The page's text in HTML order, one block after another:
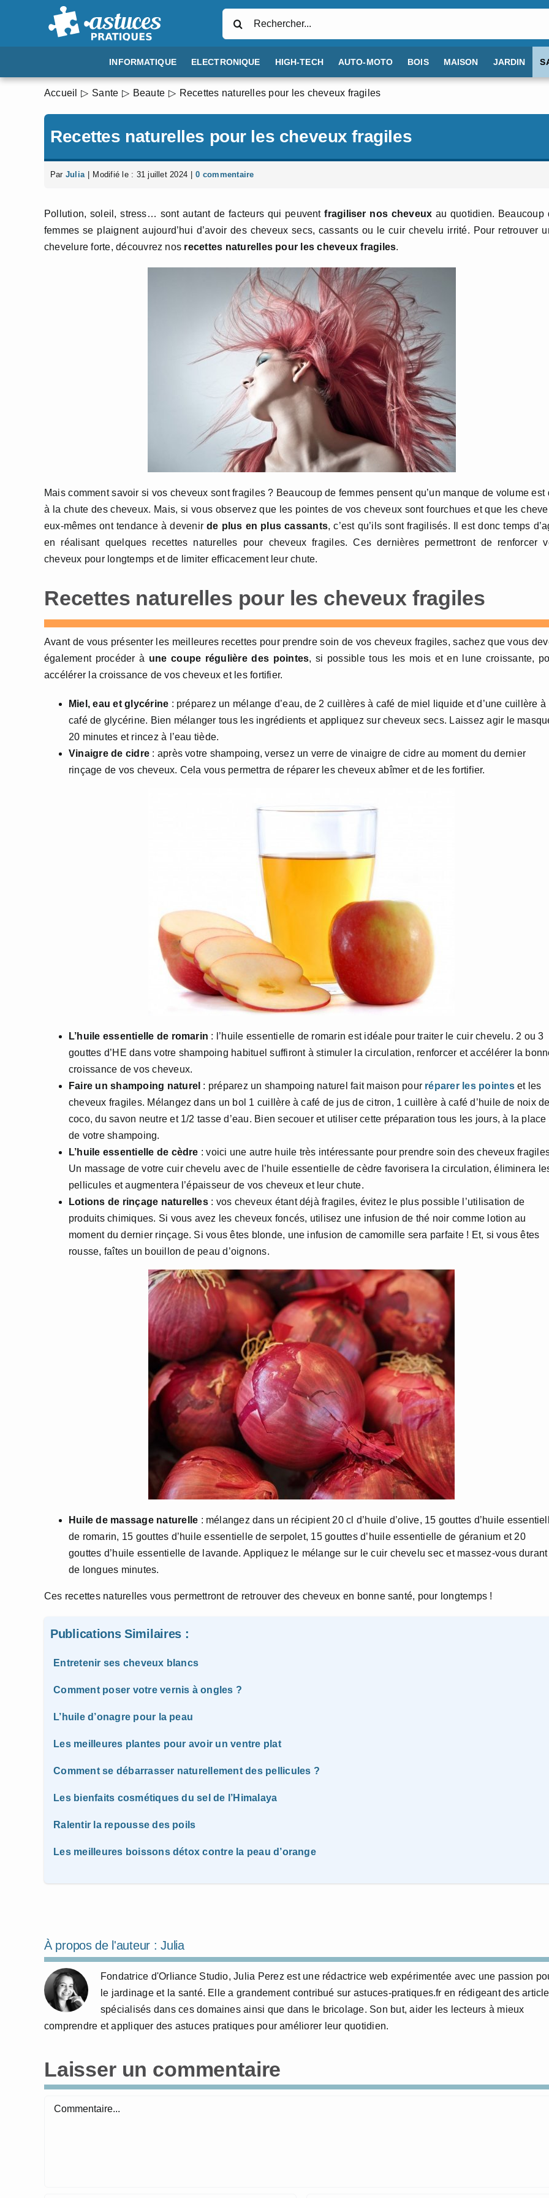
INFORMATIQUE ELECTRONIQUE HIGH-TECH AUTO-MOTO BOIS MAISON JARDIN
Accueil Sante Beaute Recettes naturelles pour les cheveux fragiles
Recettes naturelles pour les cheveux fragiles
Par Julia Modifié le : 31 juillet 2024 0 commentaire
Pollution, soleil, stress… sont autant de facteurs qui peuventfragiliser nos cheveux au quotidien. Beaucoup
femmes se plaignent aujourd’hui d’avoir des cheveux secs, cassants ou le cuir chevelu irrité. Pour retrouver
chevelure forte, découvrez nos recettes naturelles pour les cheveux fragiles.
Mais comment savoir si vos cheveux sont fragiles ? Beaucoup de femmes pensent qu’un manque de volume est
à la chute des cheveux. Mais, si vous observez que les pointes de vos cheveux sont fourchues et que les
eux-mêmes ont tendance à devenirde plus en plus cassants, c’est qu’ils sont fragilisés. Il est donc temps
en réalisant quelques recettes naturelles pour cheveux fragiles. Ces dernières permettront de renforcer
cheveux pour longtemps et de limiter efficacement leur chute.
Recettes naturelles pour les cheveux fragiles
Avant de vous présenter les meilleures recettes pour prendre soin de vos cheveux fragiles, sachez que vous
également procéder à une coupe régulière des pointes, si possible tous les mois et en lune croissante,
accélérer la croissance de vos cheveux et les fortifier.
Miel, eau et glycérine : préparez un mélange d’eau, de 2 cuillères à café de miel liquide et d’une cuillère à
café de glycérine. Bien mélanger tous les ingrédients et appliquez sur cheveux secs. Laissez agir le
20 minutes et rincez à l’eau tiède.
Vinaigre de cidre : après votre shampoing, versez un verre de vinaigre de cidre au moment du dernier
rinçage de vos cheveux. Cela vous permettra de réparer les cheveux abîmer et de les fortifier.
L’huile essentielle de romarin : l’huile essentielle de romarin est idéale pour traiter le cuir chevelu. 2 ou 3
gouttes d’HE dans votre shampoing habituel suffiront à stimuler la circulation, renforcer et accélérer la
croissance de vos cheveux.
Faire un shampoing naturel : préparez un shampoing naturel fait maison pour réparer les pointeset les
cheveux fragiles. Mélangez dans un bol 1 cuillère à café de jus de citron, 1 cuillère à café d’huile de noix
coco, du savon neutre et 1/2 tasse d’eau. Bien secouer et utiliser cette préparation tous les jours, à la place
de votre shampoing.
L’huile essentielle de cèdre : voici une autre huile très intéressante pour prendre soin des cheveux
Un massage de votre cuir chevelu avec de l’huile essentielle de cèdre favorisera la circulation, éliminera
pellicules et augmentera l’épaisseur de vos cheveux et leur chute.
Lotions de rinçage naturelles: vos cheveux étant déjà fragiles, évitez le plus possible l’utilisation de
produits chimiques. Si vous avez les cheveux foncés, utilisez une infusion de thé noir comme lotion au
moment du dernier rinçage. Si vous êtes blonde, une infusion de camomille sera parfaite ! Et, si vous êtes
rousse, faîtes un bouillon de peau d’oignons.
Huile de massage naturelle : mélangez dans un récipient 20 cl d’huile d’olive, 15 gouttes d’huile
de romarin, 15 gouttes d’huile essentielle de serpolet, 15 gouttes d’huile essentielle de géranium et 20
gouttes d’huile essentielle de lavande. Appliquez le mélange sur le cuir chevelu sec et massez-vous durant
de longues minutes.
Ces recettes naturelles vous permettront de retrouver des cheveux en bonne santé, pour longtemps !
Publications Similaires :
Entretenir ses cheveux blancs
Comment poser votre vernis à ongles ?
L’huile d’onagre pour la peau
Les meilleures plantes pour avoir un ventre plat
Comment se débarrasser naturellement des pellicules ?
Les bienfaits cosmétiques du sel de l’Himalaya
Ralentir la repousse des poils
Les meilleures boissons détox contre la peau d’orange
À propos de l'auteur :Julia
Fondatrice d'Orliance Studio, Julia Perez est une rédactrice web expérimentée avec une passion
le jardinage et la santé. Elle a grandement contribué sur astuces-pratiques.fr en rédigeant des
spécialisés dans ces domaines ainsi que dans le bricolage. Son but, aider les lecteurs à mieux
comprendre et appliquer des astuces pratiques pour améliorer leur quotidien.
Laisser un commentaire
Commentaire